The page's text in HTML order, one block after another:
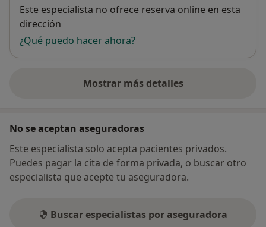
Disponibilidad
Este especialista no ofrece reserva online en esta
dirección
¿Qué puedo hacer ahora?
Mostrar más detalles
sobre la dirección
No se aceptan aseguradoras
Este especialista solo acepta pacientes privados.
Puedes pagar la cita de forma privada, o buscar otro
especialista que acepte tu aseguradora.
Buscar especialistas por aseguradora